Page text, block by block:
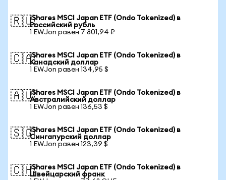
🇷🇺iShares MSCI Japan ETF (Ondo Tokenized) в
Российский рубль
1 EWJon равен 7 801,94 ₽
🇨🇦iShares MSCI Japan ETF (Ondo Tokenized) в
Канадский доллар
1 EWJon равен 134,95 $
🇦🇺iShares MSCI Japan ETF (Ondo Tokenized) в
Австралийский доллар
1 EWJon равен 136,53 $
🇸🇬iShares MSCI Japan ETF (Ondo Tokenized) в
Сингапурский доллар
1 EWJon равен 123,39 $
🇨🇭iShares MSCI Japan ETF (Ondo Tokenized) в
Швейцарский франк